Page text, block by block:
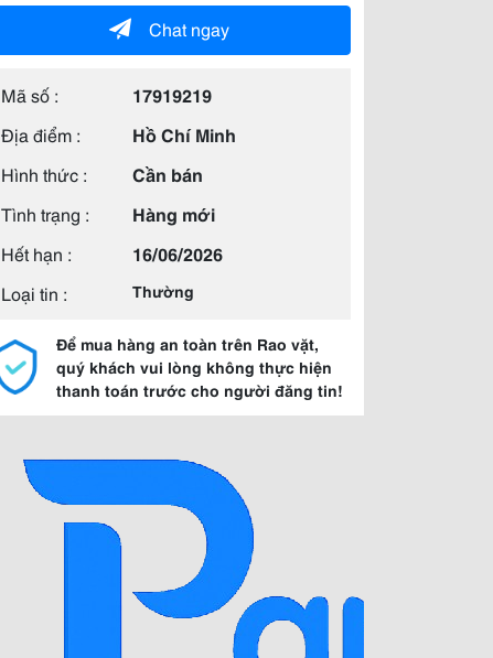
Chat ngay
Mã số :
17919219
Địa điểm :
Hồ Chí Minh
Hình thức :
Cần bán
Tình trạng :
Hàng mới
Hết hạn :
16/06/2026
Loại tin :
Thường
Để mua hàng an toàn trên Rao vặt,
quý khách vui lòng không thực hiện
thanh toán trước cho người đăng tin!